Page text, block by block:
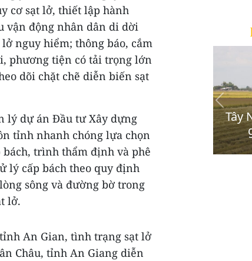
cơ sạt lở, thiết lập hành
vận động nhân dân di dời
nguy hiểm; thông báo, cắm
phương tiện có tải trọng lớn
dõi chặt chẽ diễn biến sạt
lý dự án Đầu tư Xây dựng
tỉnh nhanh chóng lựa chọn
trình thẩm định và phê
lý cấp bách theo quy định
sông và đường bờ trong
lở.
An Gian, tình trạng sạt lở
Châu, tỉnh An Giang diễn